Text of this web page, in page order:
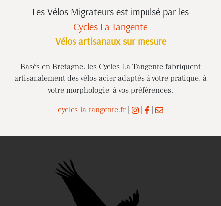
Les Vélos Migrateurs est impulsé par les
Cycles La Tangente
Vélos artisanaux sur mesure
Basés en Bretagne, les Cycles La Tangente fabriquent
artisanalement des vélos acier adaptés à votre pratique, à
votre morphologie, à vos préférences.
cycles-la-tangente.fr